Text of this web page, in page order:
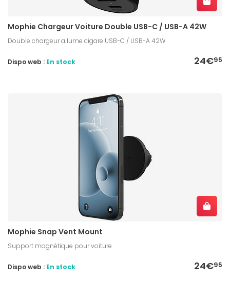
Mophie Chargeur Voiture Double USB-C / USB-A 42W
Double chargeur allume cigare USB-C / USB-A 42W
24€95
Dispo web : En stock
Mophie Snap Vent Mount
Support magnétique pour voiture
24€95
Dispo web : En stock